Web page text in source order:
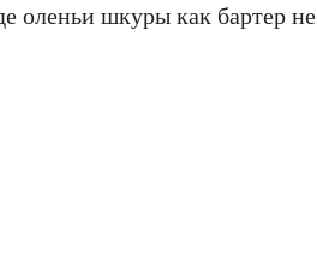
оленьи шкуры как бартер не